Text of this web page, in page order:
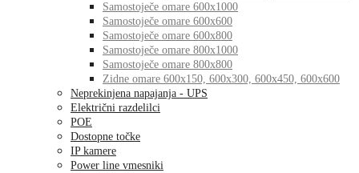
Samostoječe omare 600x1000
Samostoječe omare 600x600
Samostoječe omare 600x800
Samostoječe omare 800x1000
Samostoječe omare 800x800
Zidne omare 600x150, 600x300, 600x450, 600x600
Neprekinjena napajanja - UPS
Električni razdelilci
POE
Dostopne točke
IP kamere
Power line vmesniki